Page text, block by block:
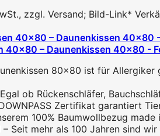
zzgl. Versand; Bild-Link*
40x80 – Daunenkissen 40x80 -
80x80 ist für
Egal ob Rückenschläfer,
DOWNPASS Zertifikat garantiert
100% Baumwollbezug
– Seit mehr als 100 Jahren sind